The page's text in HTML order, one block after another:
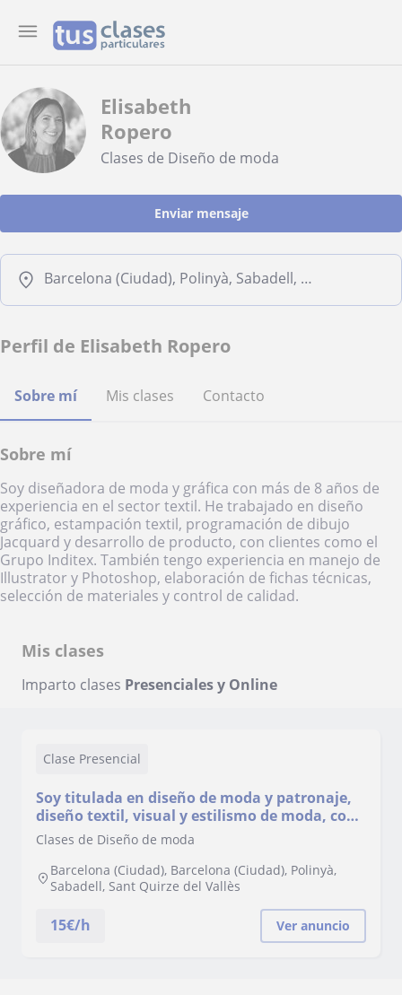
Elisabeth
Ropero
Clases de Diseño de moda
Enviar mensaje
Barcelona (Ciudad), Polinyà, Sabadell, Sant Quirze del Vallès
Perfil de Elisabeth Ropero
Sobre mí Mis clases Contacto
Sobre mí
Soy diseñadora de moda y gráfica con más de 8 años de
experiencia en el sector textil. He trabajado en diseño
gráfico, estampación textil, programación de dibujo
Jacquard y desarrollo de producto, con clientes como el
Grupo Inditex. También tengo experiencia en manejo de
Illustrator y Photoshop, elaboración de fichas técnicas,
selección de materiales y control de calidad.
Mis clases
Imparto clases Presenciales y Online
Clase Presencial
Soy titulada en diseño de moda y patronaje,
diseño textil, visual y estilismo de moda, con
más de 6 años de experiencia.
Clases de Diseño de moda
Barcelona (Ciudad), Barcelona (Ciudad), Polinyà,
Sabadell, Sant Quirze del Vallès
15€/h Ver anuncio